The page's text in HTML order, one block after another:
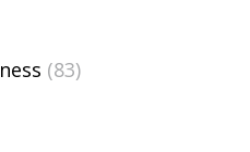
(83)